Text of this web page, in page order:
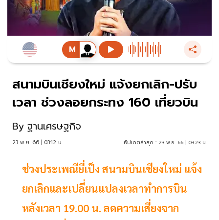
สนามบินเชียงใหม่ แจ้งยกเลิก-ปรับ
เวลา ช่วงลอยกระทง 160 เที่ยวบิน
By ฐานเศรษฐกิจ
23 พ.ย. 66 | 03:12 น. อัปเดตล่าสุด : 23 พ.ย. 66 | 03:23 น.
ช่วงประเพณียี่เป็ง สนามบินเชียงใหม่ แจ้ง
ยกเลิกและเปลี่ยนแปลงเวลาทำการบิน
หลังเวลา 19.00 น. ลดความเสี่ยงจาก